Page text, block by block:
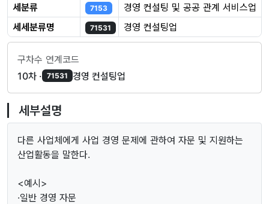
세분류
7153
경영 컨설팅 및 공공 관계 서비스업
세세분류명
71531 경영 컨설팅업
구차수 연계코드
10차 · 71531 경영 컨설팅업
세부설명
다른 사업체에게 사업 경영 문제에 관하여 자문 및 지원하는
산업활동을 말한다.
<예시>
·일반 경영 자문